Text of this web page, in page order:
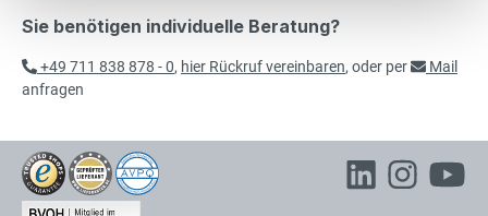
Anschlagwinkel
982,00 €*
exkl. 186,58 € MwSt.
Sie benötigen individuelle Beratung?
+49 711 838 878 - 0, hier Rückruf vereinbaren, oder per
Mail
anfragen